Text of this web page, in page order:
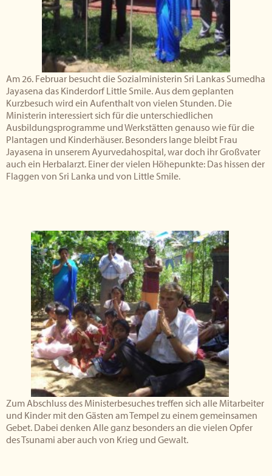
Am 26. Februar besucht die Sozialministerin Sri Lankas Sumedha
Jayasena das Kinderdorf Little Smile. Aus dem geplanten
Kurzbesuch wird ein Aufenthalt von vielen Stunden. Die
Ministerin interessiert sich für die unterschiedlichen
Ausbildungsprogramme und Werkstätten genauso wie für die
Plantagen und Kinderhäuser. Besonders lange bleibt Frau
Jayasena in unserem Ayurvedahospital, war doch ihr Großvater
auch ein Herbalarzt. Einer der vielen Höhepunkte: Das hissen der
Flaggen von Sri Lanka und von Little Smile.
Zum Abschluss des Ministerbesuches treffen sich alle Mitarbeiter
und Kinder mit den Gästen am Tempel zu einem gemeinsamen
Gebet. Dabei denken Alle ganz besonders an die vielen Opfer
des Tsunami aber auch von Krieg und Gewalt.